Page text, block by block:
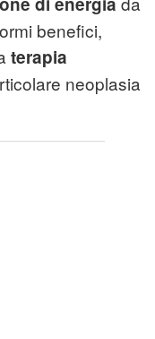
benefici,
terapia
neoplasia